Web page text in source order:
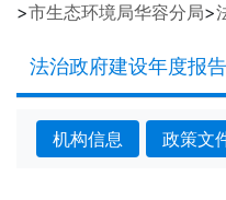
>市生态环境局华容分局>
法治政府建设年度报告
机构信息 政策文